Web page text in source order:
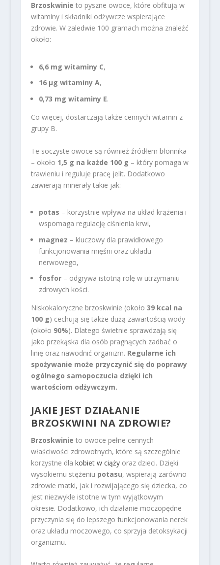
Brzoskwinie to pyszne owoce, które obfitują w
witaminy i składniki odżywcze wspierające
zdrowie. W zaledwie 100 gramach można znaleźć
około:
6,6 mg witaminy C,
16 µg witaminy A,
0,73 mg witaminy E.
Co więcej, dostarczają także cennych witamin z
grupy B.
Te soczyste owoce są również źródłem błonnika
– około 1,5 g na każde 100 g – który pomaga w
trawieniu i reguluje pracę jelit. Dodatkowo
zawierają minerały takie jak:
potas – korzystnie wpływa na układ krążenia i
wspomaga regulację ciśnienia krwi,
magnez – kluczowy dla prawidłowego
funkcjonowania mięśni oraz układu
nerwowego,
fosfor– odgrywa istotną rolę w utrzymaniu
zdrowych kości.
Niskokaloryczne brzoskwinie (około 39 kcal na
100 g) cechują się także dużą zawartością wody
(około 90%). Dlatego świetnie sprawdzają się
jako przekąska dla osób pragnących zadbać o
linię oraz nawodnić organizm. Regularne ich
spożywanie może przyczynić się do poprawy
ogólnego samopoczucia dzięki ich
wartościom odżywczym.
JAKIE JEST DZIAŁANIE
BRZOSKWINI NA ZDROWIE?
Brzoskwinie to owoce pełne cennych
właściwości zdrowotnych, które są szczególnie
korzystne dla kobiet w ciążyoraz dzieci. Dzięki
wysokiemu stężeniu potasu, wspierają zarówno
zdrowie matki, jak i rozwijającego się dziecka, co
jest niezwykle istotne w tym wyjątkowym
okresie. Dodatkowo, ich działanie moczopędne
przyczynia się do lepszego funkcjonowania nerek
oraz układu moczowego, co sprzyja detoksykacji
organizmu.